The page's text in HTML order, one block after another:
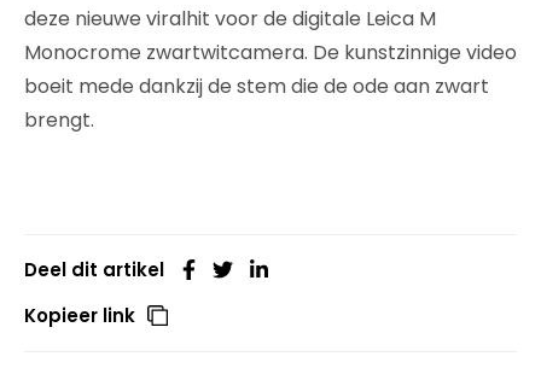
deze nieuwe viralhit voor de digitale Leica M
Monocrome zwartwitcamera. De kunstzinnige video
boeit mede dankzij de stem die de ode aan zwart
brengt.
Deel dit artikel
Kopieer link